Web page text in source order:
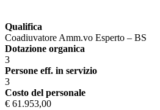
Qualifica
Coadiuvatore Amm.vo Esperto – BS
Dotazione organica
3
Persone eff. in servizio
3
Costo del personale
€ 61.953,00